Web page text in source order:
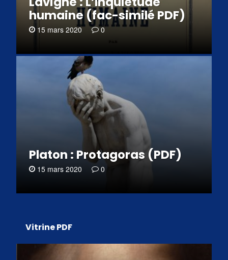
humaine (fac-similé PDF)
15 mars 2020 0
Platon : Protagoras (PDF)
15 mars 2020 0
Vitrine PDF